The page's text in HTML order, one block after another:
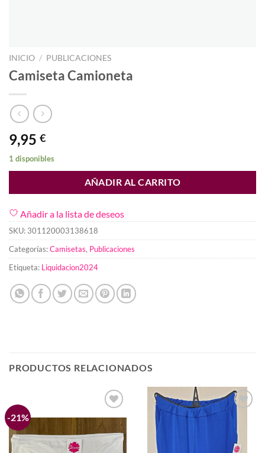
INICIO / PUBLICACIONES
Camiseta Camioneta
9,95 €
1 disponibles
AÑADIR AL CARRITO
Añadir a la lista de deseos
SKU: 301120003138618
Categorías:Camisetas, Publicaciones
Etiqueta: Liquidacion2024
PRODUCTOS RELACIONADOS
-21%
Añadir
lista de
deseos
Añadir
lista de
deseos